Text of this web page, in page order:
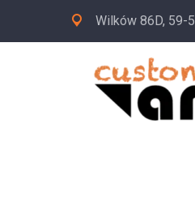
Wilków 86D, 59-